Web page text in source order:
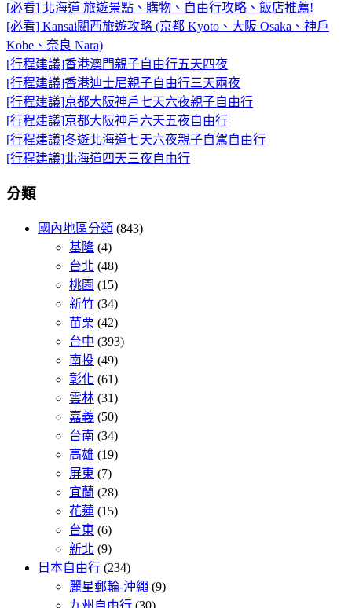
[必看] 北海道 旅遊景點、購物、自由行攻略、飯店推薦!
[必看] Kansai關西旅遊攻略 (京都 Kyoto、大阪 Osaka、神戶
Kobe、奈良 Nara)
[行程建議]香港澳門親子自由行五天四夜
[行程建議]香港迪士尼親子自由行三天兩夜
[行程建議]京都大阪神戶七天六夜親子自由行
[行程建議]京都大阪神戶六天五夜自由行
[行程建議]冬遊北海道七天六夜親子自駕自由行
[行程建議]北海道四天三夜自由行
分類
國內地區分類 (843)
基隆 (4)
台北 (48)
桃園 (15)
新竹 (34)
苗栗 (42)
台中 (393)
南投 (49)
彰化 (61)
雲林 (31)
嘉義 (50)
台南 (34)
高雄 (19)
屏東 (7)
宜蘭 (28)
花蓮 (15)
台東 (6)
新北 (9)
日本自由行 (234)
麗星郵輪-沖繩 (9)
九州自由行 (30)